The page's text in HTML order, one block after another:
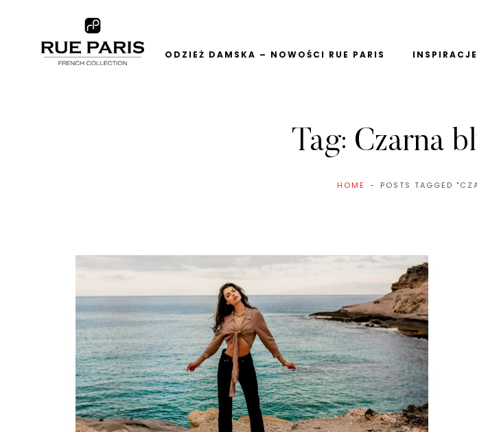
ODZIEŻ DAMSKA – NOWOŚCI RUE PARIS
Tag: Czarna
HOME POSTS TAGGED